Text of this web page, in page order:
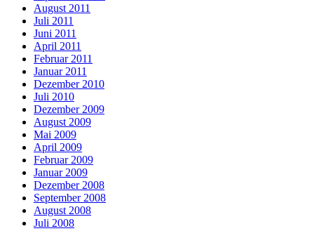
August 2011
Juli 2011
Juni 2011
April 2011
Februar 2011
Januar 2011
Dezember 2010
Juli 2010
Dezember 2009
August 2009
Mai 2009
April 2009
Februar 2009
Januar 2009
Dezember 2008
September 2008
August 2008
Juli 2008